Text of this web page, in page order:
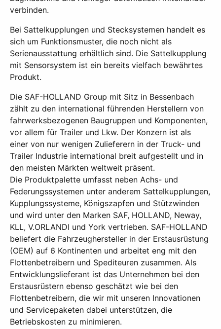
verbinden.
Bei Sattelkupplungen und Stecksystemen handelt es
sich um Funktionsmuster, die noch nicht als
Serienausstattung erhältlich sind. Die Sattelkupplung
mit Sensorsystem ist ein bereits vielfach bewährtes
Produkt.
Die SAF-HOLLAND Group mit Sitz in Bessenbach
zählt zu den international führenden Herstellern von
fahrwerksbezogenen Baugruppen und Komponenten,
vor allem für Trailer und Lkw. Der Konzern ist als
einer von nur wenigen Zulieferern in der Truck- und
Trailer Industrie international breit aufgestellt und in
den meisten Märkten weltweit präsent.
Die Produktpalette umfasst neben Achs- und
Federungssystemen unter anderem Sattelkupplungen,
Kupplungssysteme, Königszapfen und Stützwinden
und wird unter den Marken SAF, HOLLAND, Neway,
KLL, V.ORLANDI und York vertrieben. SAF-HOLLAND
beliefert die Fahrzeughersteller in der Erstausrüstung
(OEM) auf 6 Kontinenten und arbeitet eng mit den
Flottenbetreibern und Spediteuren zusammen. Als
Entwicklungslieferant ist das Unternehmen bei den
Erstausrüstern ebenso geschätzt wie bei den
Flottenbetreibern, die wir mit unseren Innovationen
und Servicepaketen dabei unterstützen, die
Betriebskosten zu minimieren.